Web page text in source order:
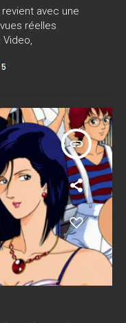
avec une
réelles
5
insert_link